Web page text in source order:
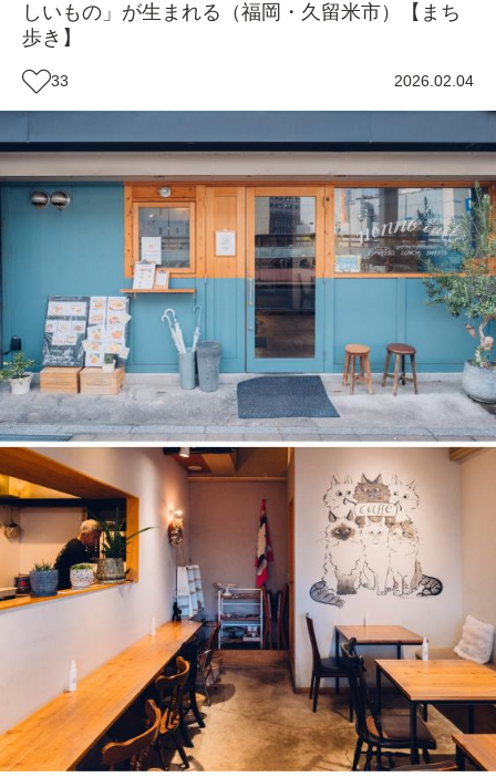
しいもの」が生まれる（福岡・久留米市）【まち
歩き】
33 2026.02.04